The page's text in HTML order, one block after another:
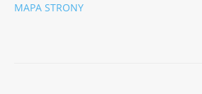
MAPA STRONY